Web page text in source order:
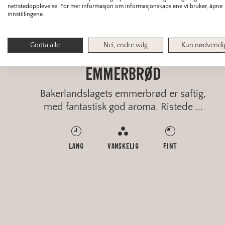
BAKERLANDSLAGETS
EMMERBRØD
Bakerlandslagets emmerbrød er saftig,
med fantastisk god aroma. Ristede ...
LANG VANSKELIG FINT
nettstedopplevelse. For mer informasjon om informasjonskapslene vi bruker, åpne
innstillingene.
Godta alle Nei, endre valg Kun